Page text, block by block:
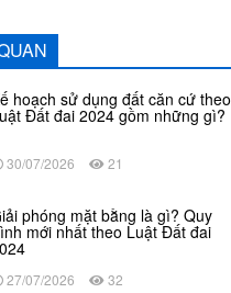
hoạch sử dụng đất căn cứ theo
Đất đai 2024 gồm những gì?
30/07/2026 21
phóng mặt bằng là gì? Quy
mới nhất theo Luật Đất đai
27/07/2026 32